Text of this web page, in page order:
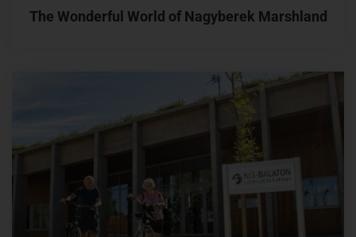
The Wonderful World of Nagyberek Marshland